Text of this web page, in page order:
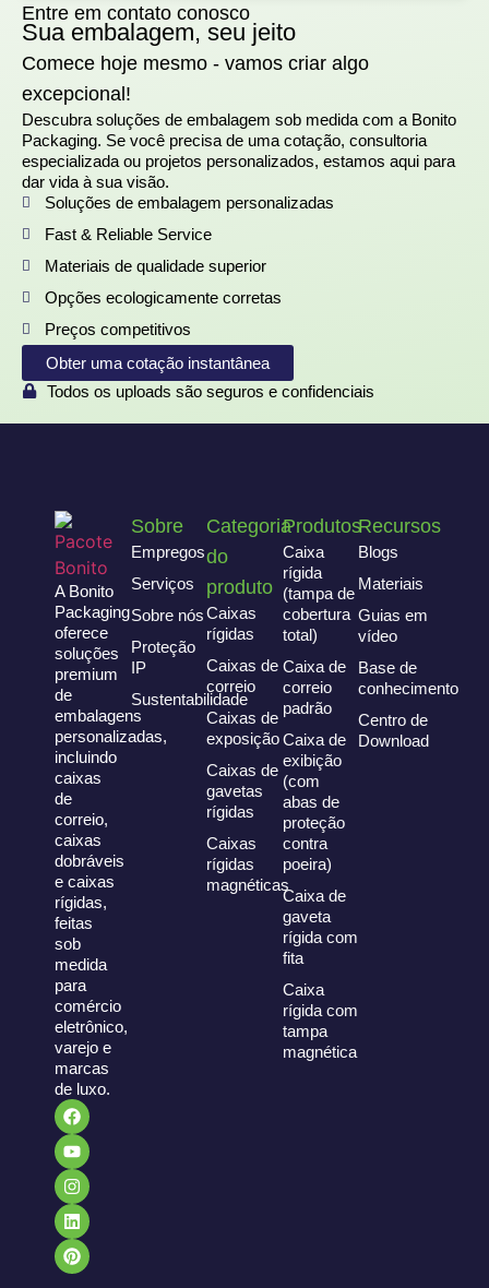
Entre em contato conosco
Sua embalagem, seu jeito
Comece hoje mesmo - vamos criar algo
excepcional!
Descubra soluções de embalagem sob medida com a Bonito
Packaging. Se você precisa de uma cotação, consultoria
especializada ou projetos personalizados, estamos aqui para
dar vida à sua visão.
Soluções de embalagem personalizadas
Fast & Reliable Service
Materiais de qualidade superior
Opções ecologicamente corretas
Preços competitivos
Obter uma cotação instantânea
Todos os uploads são seguros e confidenciais
A Bonito
Packaging
oferece
soluções
premium
de
embalagens
personalizadas,
incluindo
caixas
de
correio,
caixas
dobráveis
e caixas
rígidas,
feitas
sob
medida
para
comércio
eletrônico,
varejo e
marcas
de luxo.
Sobre
Empregos
Serviços
Sobre nós
Proteção
IP
Sustentabilidade
Categoria
do
produto
Caixas
rígidas
Caixas de
correio
Caixas de
exposição
Caixas de
gavetas
rígidas
Caixas
rígidas
magnéticas
Produtos
Caixa
rígida
(tampa de
cobertura
total)
Caixa de
correio
padrão
Caixa de
exibição
(com
abas de
proteção
contra
poeira)
Caixa de
gaveta
rígida com
fita
Caixa
rígida com
tampa
magnética
Recursos
Blogs
Materiais
Guias em
vídeo
Base de
conhecimento
Centro de
Download